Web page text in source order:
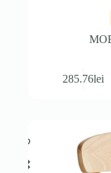
285.76lei